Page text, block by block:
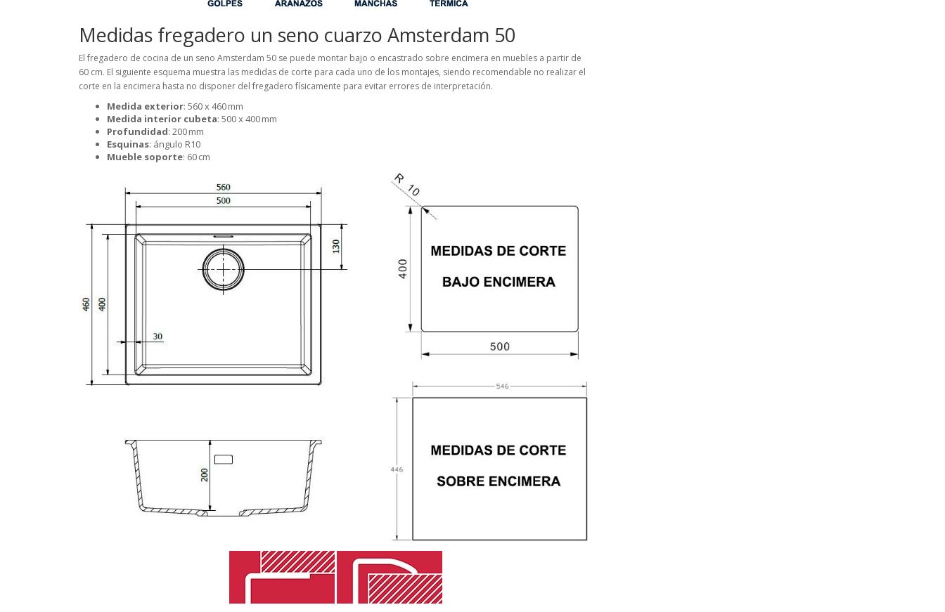
Medidas fregadero un seno cuarzo Amsterdam 50
El fregadero de cocina de un seno Amsterdam 50 se puede montar bajo o encastrado sobre encimera en muebles a partir de
60 cm. El siguiente esquema muestra las medidas de corte para cada uno de los montajes, siendo recomendable no realizar el
corte en la encimera hasta no disponer del fregadero físicamente para evitar errores de interpretación.
Medida exterior: 560 x 460 mm
Medida interior cubeta: 500 x 400 mm
Profundidad: 200 mm
Esquinas: ángulo R10
Mueble soporte: 60 cm